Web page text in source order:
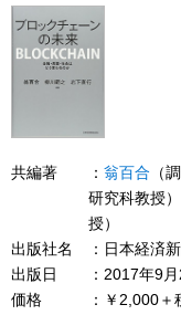
共編著 翁百合 （
研究科教授
授）
出版社名
日本経済
出版日
2017年9月
価格
￥2,000＋